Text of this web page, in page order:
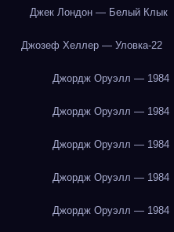
Джек Лондон — Белый Клык
Джозеф Хеллер — Уловка-22
Джордж Оруэлл — 1984
Джордж Оруэлл — 1984
Джордж Оруэлл — 1984
Джордж Оруэлл — 1984
Джордж Оруэлл — 1984